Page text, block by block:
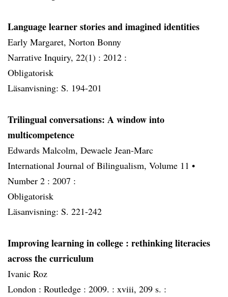
Language learner stories and imagined identities
Early Margaret, Norton Bonny
Narrative Inquiry, 22(1) : 2012 :
Obligatorisk
Läsanvisning: S. 194-201
Trilingual conversations: A window into
multicompetence
Edwards Malcolm, Dewaele Jean-Marc
International Journal of Bilingualism, Volume 11 •
Number 2 : 2007 :
Obligatorisk
Läsanvisning: S. 221-242
Improving learning in college : rethinking literacies
across the curriculum
Ivanic Roz
London : Routledge : 2009. : xviii, 209 s. :